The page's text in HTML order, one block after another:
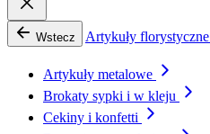
Wstecz Artykuły florystyczne
Artykuły metalowe
Brokaty sypki i w kleju
Cekiny i konfetti